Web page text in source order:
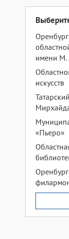
имени М.
искусств
«Пьеро»